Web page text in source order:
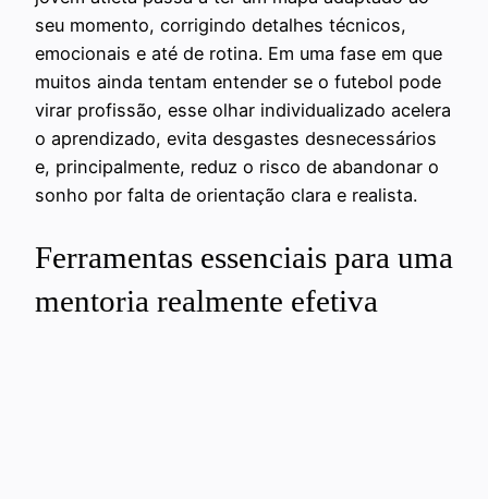
seu momento, corrigindo detalhes técnicos,
emocionais e até de rotina. Em uma fase em que
muitos ainda tentam entender se o futebol pode
virar profissão, esse olhar individualizado acelera
o aprendizado, evita desgastes desnecessários
e, principalmente, reduz o risco de abandonar o
sonho por falta de orientação clara e realista.
Ferramentas essenciais para uma
mentoria realmente efetiva